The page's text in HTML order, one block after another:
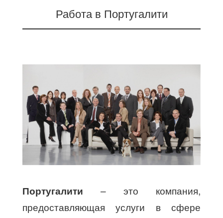
Работа в Португалити
Португалити – это компания,
предоставляющая услуги в сфере